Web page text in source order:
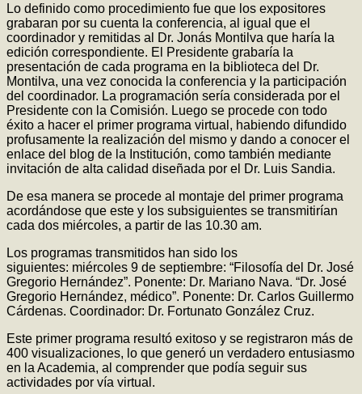
Lo definido como procedimiento fue que los expositores
grabaran por su cuenta la conferencia, al igual que el
coordinador y remitidas al Dr. Jonás Montilva que haría la
edición correspondiente. El Presidente grabaría la
presentación de cada programa en la biblioteca del Dr.
Montilva, una vez conocida la conferencia y la participación
del coordinador. La programación sería considerada por el
Presidente con la Comisión. Luego se procede con todo
éxito a hacer el primer programa virtual, habiendo difundido
profusamente la realización del mismo y dando a conocer el
enlace del blog de la Institución, como también mediante
invitación de alta calidad diseñada por el Dr. Luis Sandia.
De esa manera se procede al montaje del primer programa
acordándose que este y los subsiguientes se transmitirían
cada dos miércoles, a partir de las 10.30 am.
Los programas transmitidos han sido los
siguientes: miércoles 9 de septiembre: “Filosofía del Dr. José
Gregorio Hernández”. Ponente: Dr. Mariano Nava. “Dr. José
Gregorio Hernández, médico”. Ponente: Dr. Carlos Guillermo
Cárdenas. Coordinador: Dr. Fortunato González Cruz.
Este primer programa resultó exitoso y se registraron más de
400 visualizaciones, lo que generó un verdadero entusiasmo
en la Academia, al comprender que podía seguir sus
actividades por vía virtual.